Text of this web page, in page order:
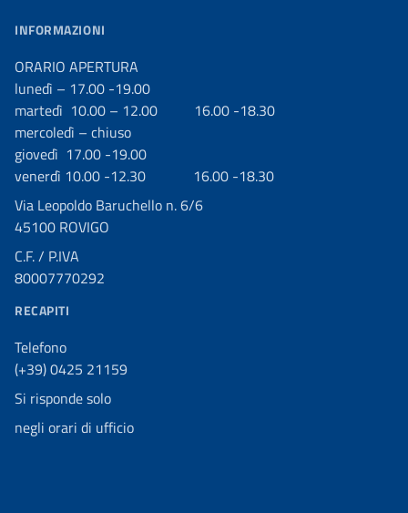
INFORMAZIONI
ORARIO APERTURA
lunedì – 17.00 -19.00
martedì 10.00 – 12.00 16.00 -18.30
mercoledì – chiuso
giovedì 17.00 -19.00
venerdì 10.00 -12.30 16.00 -18.30
Via Leopoldo Baruchello n. 6/6
45100 ROVIGO
C.F. / P.IVA
80007770292
RECAPITI
Telefono
(+39) 0425 21159
Si risponde solo
negli orari di ufficio